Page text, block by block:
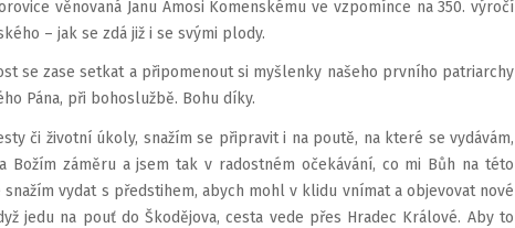
věnovaná Janu Amosi Komenskému ve vzpomínce na 350. výročí
– jak se zdá již i se svými plody.
se zase setkat a připomenout si myšlenky našeho prvního patriarchy
Pána, při bohoslužbě. Bohu díky.
či životní úkoly, snažím se připravit i na poutě, na které se vydávám,
Božím záměru a jsem tak v radostném očekávání, co mi Bůh na této
vydat s předstihem, abych mohl v klidu vnímat a objevovat nové
jedu na pouť do Škodějova, cesta vede přes Hradec Králové. Aby to